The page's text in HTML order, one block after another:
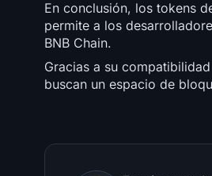
En conclusión, los tokens
permite a los
BNB Chain.
Gracias a su
buscan un espacio de